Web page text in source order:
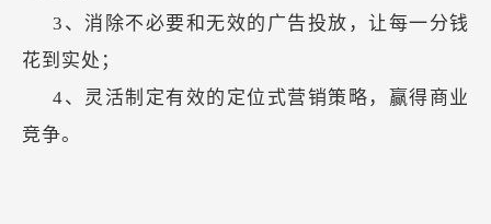
3、消除不必要和无效的广告投放，让每一分钱
花到实处；
4、灵活制定有效的定位式营销策略，赢得商业
竞争。